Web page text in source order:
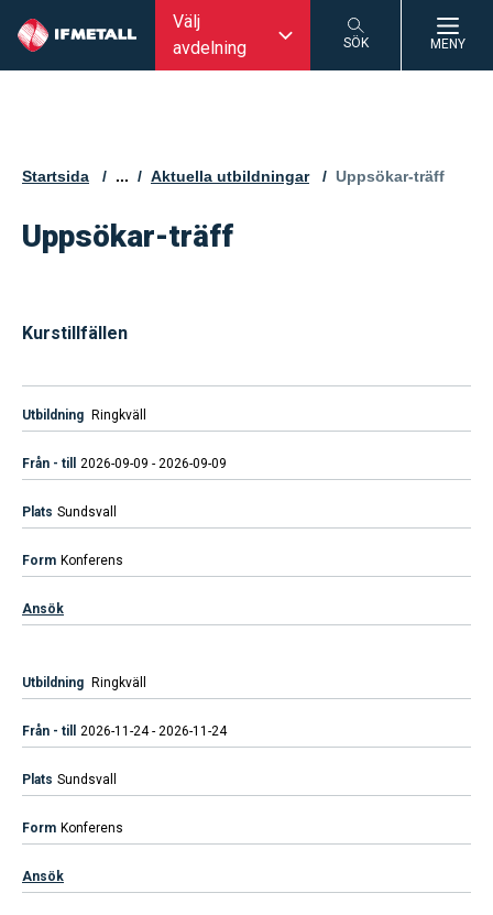
Välj
avdelning
SÖK MENY
Startsida ... Aktuella utbildningar Aktuell sida:
Uppsökar-träff
Uppsökar-träff
Kurstillfällen
Ringkväll
2026-09-09 - 2026-09-09
Sundsvall
Konferens
Ansök
Ringkväll
2026-11-24 - 2026-11-24
Sundsvall
Konferens
Ansök